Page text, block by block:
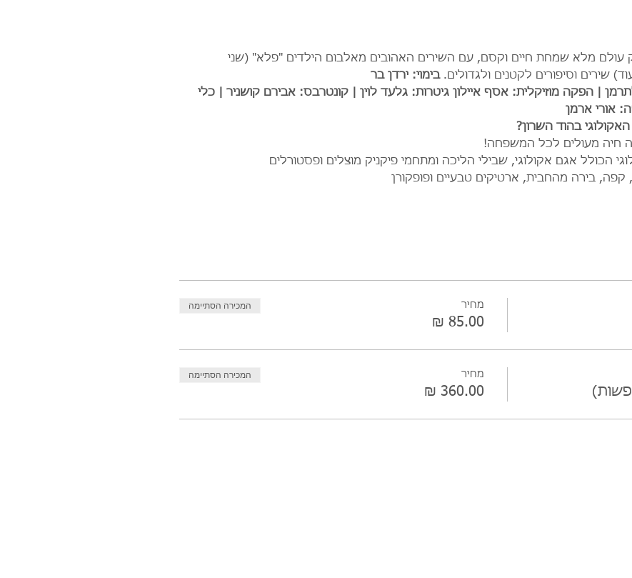
עולם מלא שמחת חיים וקסם, עם השירים האהובים מאלבום הילדים "פלא" (שני
שירים וסיפורים לקטנים ולגדולים. בימוי: ירדן בר
| הפקה מוזיקלית: אסף איילון גיטרות: גלעד לוין | קונטרבס: אבירם קושניר | כלי
אורי ארמן
בהוד השרון?
חיה מעולים לכל המשפחה!
הכולל אגם אקולוגי, שבילי הליכה ומתחמי פיקניק מוצלים ופסטורלים
בירה מהחבית, ארטיקים טבעיים ופופקורן
מחיר המכירה הסתיימה
מחיר המכירה הסתיימה